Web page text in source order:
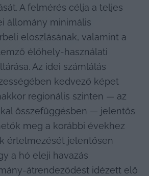
A felmérés célja a teljes
állomány minimális
eloszlásának, valamint a
élőhely-használati
Az idei számlálás
kedvező képet
regionális szinten — az
összefüggésben — jelentős
meg a korábbi évekhez
értelmezését jelentősen
a hó eleji havazás
átrendeződést idézett elő